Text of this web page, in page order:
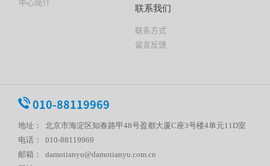
中心简介
联系我们
联系方式
留言反馈
010-88119969
地址： 北京市海淀区知春路甲48号盈都大厦C座3号楼4单元11D室
电话： 010-88119969
邮箱： damotianyu@damotianyu.com.cn